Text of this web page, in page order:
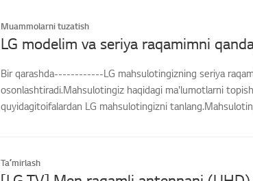
Muammolarni tuzatish
LG modelim va seriya raqamimni
Bir qarashda------------LG mahsulotingizning seriya
osonlashtiradi.Mahsulotingiz haqidagi ma'lumotlarni
quyidagitoifalardan LG mahsulotingizni
Taʼmirlash